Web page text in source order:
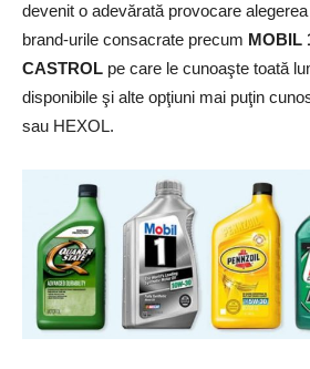
devenit o adevărată provocare
brand-urile consacrate precum MOBIL
CASTROL pe care le cunoaşte toată
disponibile şi alte opţiuni mai puţin
sau HEXOL.